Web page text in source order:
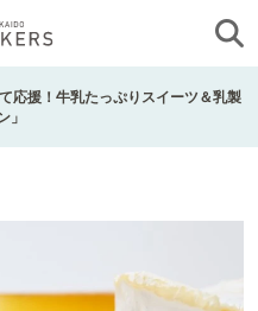
応援！牛乳たっぷりスイーツ＆乳製
」